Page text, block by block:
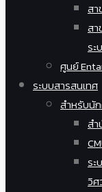
สา
สา
ระ
ศูนย์
ระบบสารสนเทศ
สำหรับนั
สำ
ร
วิ